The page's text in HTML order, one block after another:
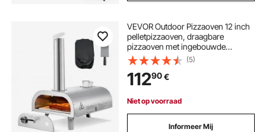
VEVOR Outdoor Pizzaoven 12 inch
pelletpizzaoven, draagbare
pizzaoven met ingebouwde
thermometer, houtgestookt,
pizzasteen, pizzaschep en
draagtas, roestvrijstalen
pizzamaker, voor tuin en kamperen
(5)
11290€
Niet op voorraad
Informeer Mij